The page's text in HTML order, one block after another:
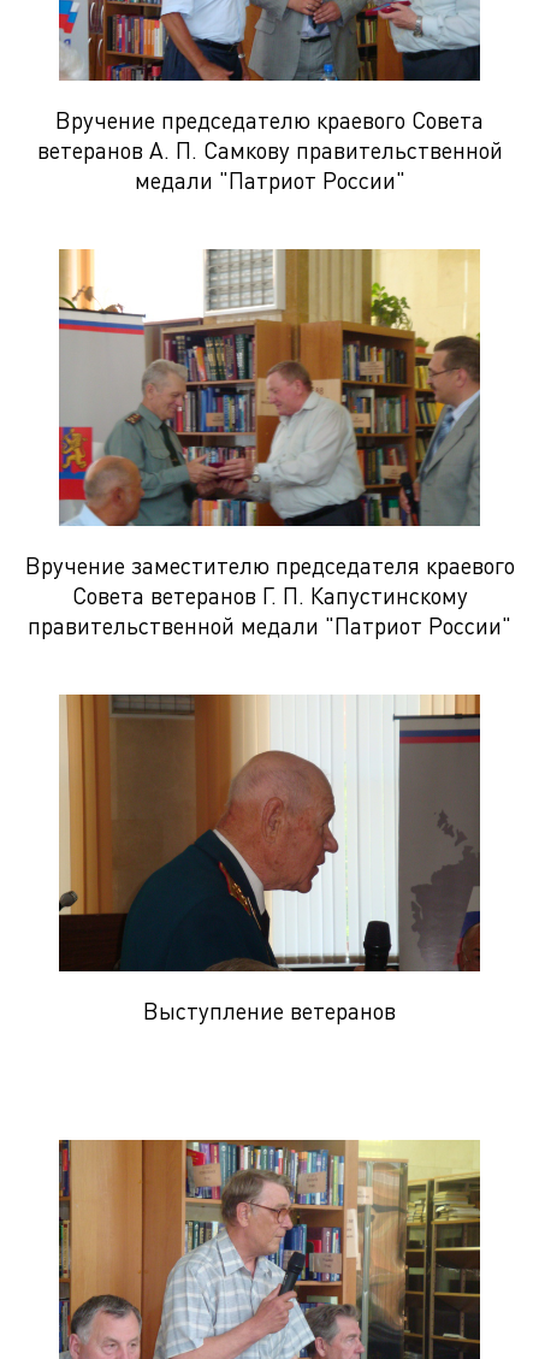
Вручение председателю краевого Совета
ветеранов А. П. Самкову правительственной
медали "Патриот России"
Вручение заместителю председателя краевого
Совета ветеранов Г. П. Капустинскому
правительственной медали "Патриот России"
Выступление ветеранов